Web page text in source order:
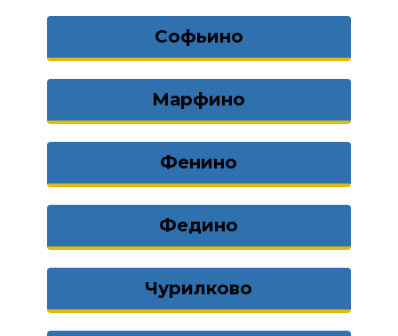
Софьино
Марфино
Фенино
Федино
Чурилково